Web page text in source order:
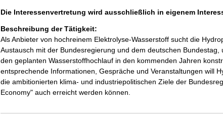
Die Interessenvertretung wird ausschließlich in eigenem
Beschreibung der Tätigkeit:
Als Anbieter von hochreinem Elektrolyse-Wasserstoff sucht die
Austausch mit der Bundesregierung und dem deutschen
den geplanten Wasserstoffhochlauf in den kommenden Jahren
entsprechende Informationen, Gespräche und Veranstaltungen will
die ambitionierten klima- und industriepolitischen Ziele der